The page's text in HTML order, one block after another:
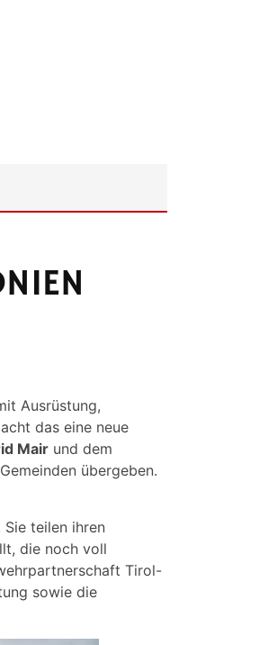
Ausrüstung,
das eine neue
Mair und dem
übergeben.
teilen ihren
die noch voll
Tirol-
sowie die